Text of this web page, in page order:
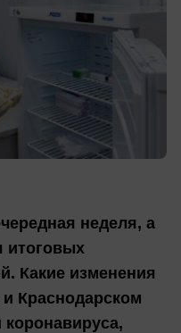
неделя, а
итоговых
Какие изменения
Краснодарском
коронавируса,